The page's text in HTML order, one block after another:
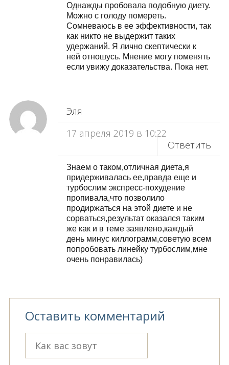
Однажды пробовала подобную диету.
Можно с голоду помереть.
Сомневаюсь в ее эффективности, так
как никто не выдержит таких
удержаний. Я лично скептически к
ней отношусь. Мнение могу поменять
если увижу доказательства. Пока нет.
Эля
17 апреля 2019 в 10:22
Ответить
Знаем о таком,отличная диета,я
придерживалась ее,правда еще и
турбослим экспресс-похудение
пропивала,что позволило
продиржаться на этой диете и не
сорваться,результат оказался таким
же как и в теме заявлено,каждый
день минус киллограмм,советую всем
попробовать линейку турбослим,мне
очень понравилась)
Оставить комментарий